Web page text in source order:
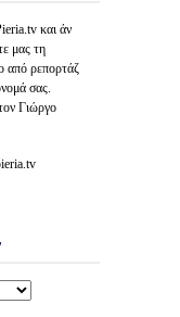
και άν
μας τη
από ρεπορτάζ
σας.
Γιώργο